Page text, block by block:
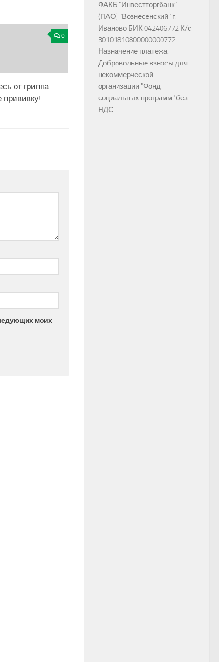
0
от гриппа.
прививку!
моих
ФАКБ "Инвестторгбанк"
(ПАО) "Вознесенский" г.
Иваново БИК 042406772 К/с
30101810800000000772
Назначение платежа:
Добровольные взносы для
некоммерческой
организации "Фонд
социальных программ" без
НДС.